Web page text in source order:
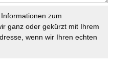
zum
ganz oder gekürzt mit Ihrem
wenn wir Ihren echten